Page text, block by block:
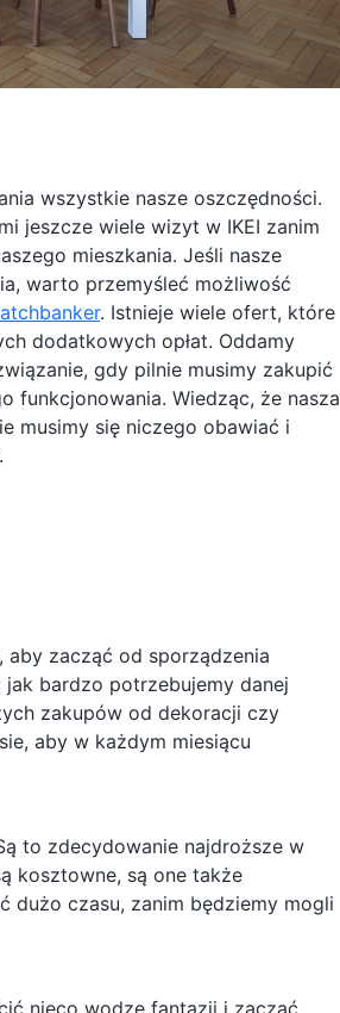
wszystkie nasze oszczędności.
jeszcze wiele wizyt w IKEI zanim
mieszkania. Jeśli nasze
warto przemyśleć możliwość
. Istnieje wiele ofert, które
dodatkowych opłat. Oddamy
gdy pilnie musimy zakupić
funkcjonowania. Wiedząc, że nasza
musimy się niczego obawiać i
aby zacząć od sporządzenia
bardzo potrzebujemy danej
zakupów od dekoracji czy
aby w każdym miesiącu
to zdecydowanie najdroższe w
kosztowne, są one także
dużo czasu, zanim będziemy mogli